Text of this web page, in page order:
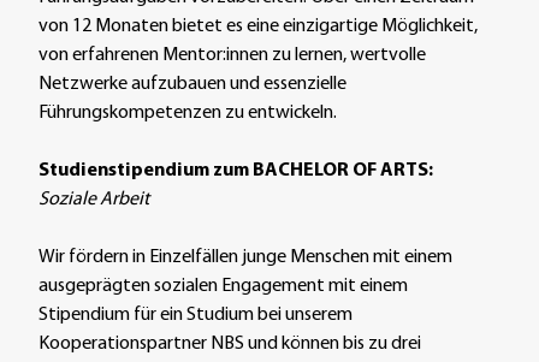
von 12 Monaten bietet es eine einzigartige Möglichkeit,
von erfahrenen Mentor:innen zu lernen, wertvolle
Netzwerke aufzubauen und essenzielle
Führungskompetenzen zu entwickeln.
Studienstipendium zum BACHELOR OF ARTS:
Soziale Arbeit
Wir fördern in Einzelfällen junge Menschen mit einem
ausgeprägten sozialen Engagement mit einem
Stipendium für ein Studium bei unserem
Kooperationspartner NBS und können bis zu drei